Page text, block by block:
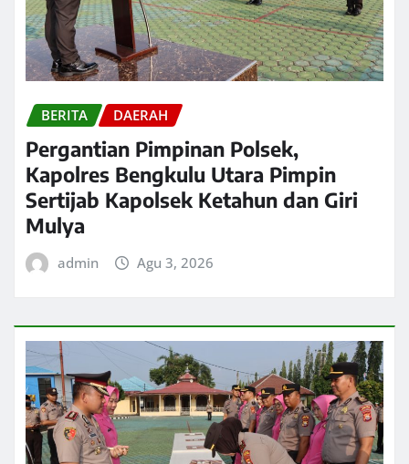
BERITA DAERAH
Pergantian Pimpinan Polsek,
Kapolres Bengkulu Utara Pimpin
Sertijab Kapolsek Ketahun dan Giri
Mulya
admin Agu 3, 2026